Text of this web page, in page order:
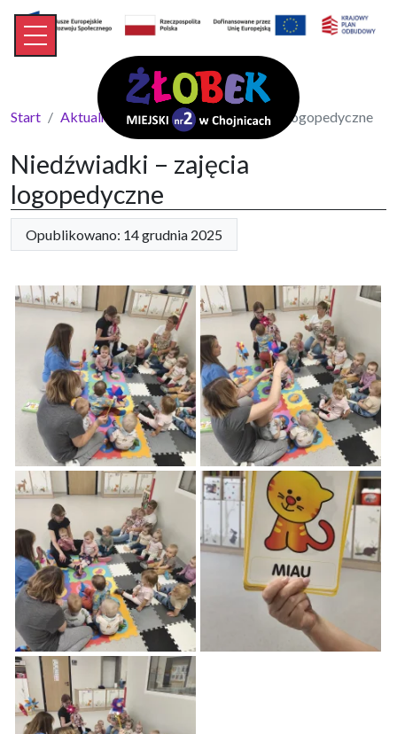
Start Aktualności Niedźwiadki – zajęcia logopedyczne
Niedźwiadki – zajęcia
logopedyczne
Opublikowano: 14 grudnia 2025